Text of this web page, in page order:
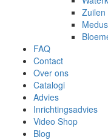
Zuilen
FAQ
Contact
Over ons
Catalogi
Advies
Inrichtingsadvies
Video Shop
Blog